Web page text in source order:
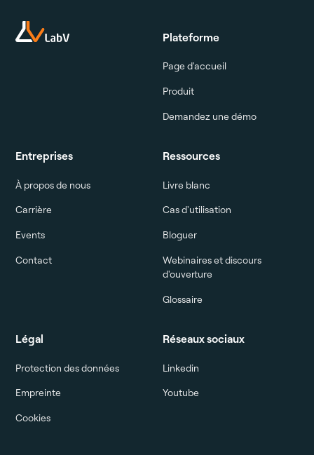
Plateforme
Page d'accueil
Produit
Demandez une démo
Entreprises
À propos de nous
Carrière
Events
Contact
Ressources
Livre blanc
Cas d'utilisation
Bloguer
Webinaires et discours
d'ouverture
Glossaire
Légal
Protection des données
Empreinte
Cookies
Réseaux sociaux
Linkedin
Youtube